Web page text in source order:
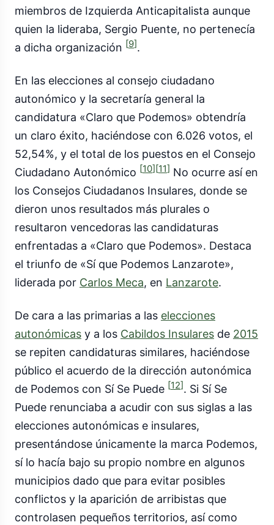
miembros de Izquierda Anticapitalista aunque
quien la lideraba, Sergio Puente, no pertenecía
a dicha organización [9].
En las elecciones al consejo ciudadano
autonómico y la secretaría general la
candidatura «Claro que Podemos» obtendría
un claro éxito, haciéndose con 6.026 votos, el
52,54%, y el total de los puestos en el Consejo
Ciudadano Autonómico [10][11] No ocurre así en
los Consejos Ciudadanos Insulares, donde se
dieron unos resultados más plurales o
resultaron vencedoras las candidaturas
enfrentadas a «Claro que Podemos». Destaca
el triunfo de «Sí que Podemos Lanzarote»,
liderada por Carlos Meca, en Lanzarote.
De cara a las primarias a las elecciones
autonómicas y a los Cabildos Insulares de 2015
se repiten candidaturas similares, haciéndose
público el acuerdo de la dirección autonómica
de Podemos con Sí Se Puede [12]. Si Sí Se
Puede renunciaba a acudir con sus siglas a las
elecciones autonómicas e insulares,
presentándose únicamente la marca Podemos,
sí lo hacía bajo su propio nombre en algunos
municipios dado que para evitar posibles
conflictos y la aparición de arribistas que
controlasen pequeños territorios, así como